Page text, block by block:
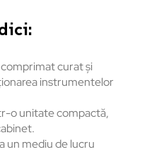
curat și
instrumentelor
o unitate compactă,
un mediu de lucru